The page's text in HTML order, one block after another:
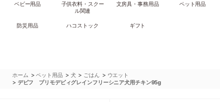
ベビー用品
子供衣料・スクー
ル関連
文房具・事務用品 ペット用品
防災用品 ハコストック ギフト
ホーム >ペット用品 > 犬 > ごはん > ウエット
> デビフ プリモデビィグレインフリーシニア犬用チキン95g